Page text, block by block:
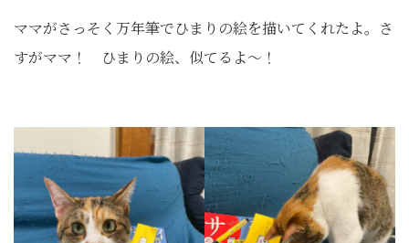
ママがさっそく万年筆でひまりの絵を描いてくれたよ。さ
すがママ！ ひまりの絵、似てるよ〜！